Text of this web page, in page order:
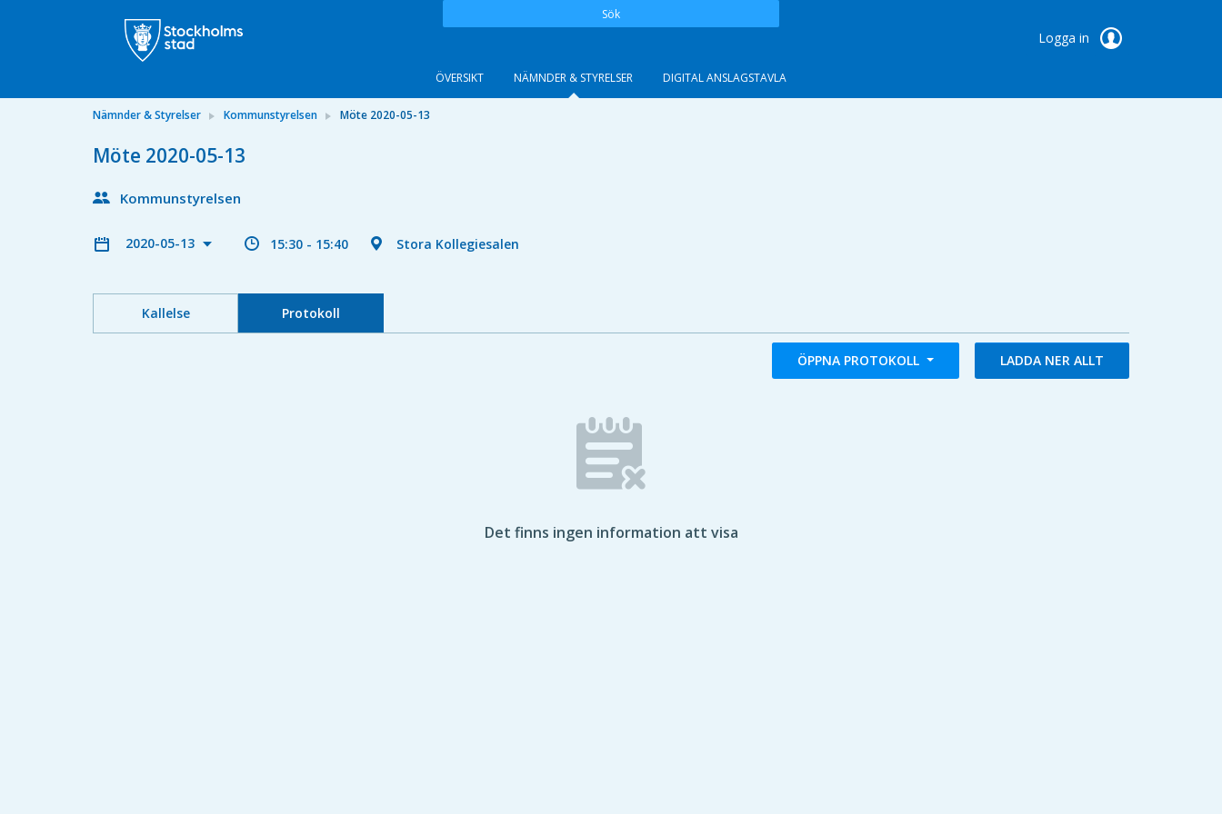
Sök
Logga in
ÖVERSIKT NÄMNDER & STYRELSER DIGITAL ANSLAGSTAVLA
Nämnder & Styrelser Kommunstyrelsen Möte 2020-05-13
Möte 2020-05-13
Kommunstyrelsen
2020-05-13 15:30 - 15:40 Stora Kollegiesalen
Kallelse Protokoll
ÖPPNA PROTOKOLL LADDA NER ALLT
Det finns ingen information att visa